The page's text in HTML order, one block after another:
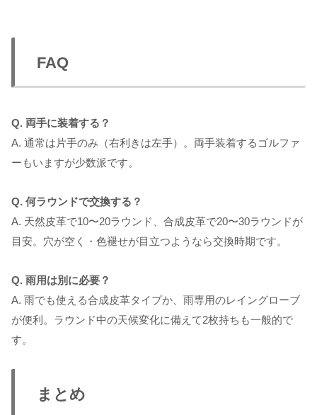
FAQ
Q. 両手に装着する？
A. 通常は片手のみ（右利きは左手）。両手装着するゴルファ
ーもいますが少数派です。
Q. 何ラウンドで交換する？
A. 天然皮革で10〜20ラウンド、合成皮革で20〜30ラウンドが
目安。穴が空く・色褪せが目立つようなら交換時期です。
Q. 雨用は別に必要？
A. 雨でも使える合成皮革タイプか、雨専用のレイングローブ
が便利。ラウンド中の天候変化に備えて2枚持ちも一般的で
す。
まとめ